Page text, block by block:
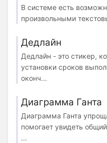
В системе есть
произвольными
Дедлайн
Дедлайн - это стикер,
установки сроков
оконч...
Диаграмма Ганта
Диаграмма Ганта
помогает увидеть
...